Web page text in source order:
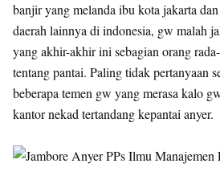
banjir yang melanda ibu kota jakarta
daerah lainnya di indonesia, gw malah
yang akhir-akhir ini sebagian orang
tentang pantai. Paling tidak pertanyaan
beberapa temen gw yang merasa kalo
kantor nekad tertandang kepantai anyer.